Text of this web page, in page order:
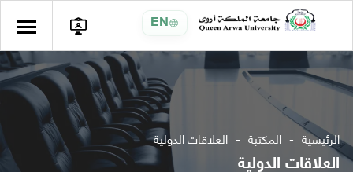
EN
الرئيسية المكتبة العلاقات الدولية
العلاقات الدولية